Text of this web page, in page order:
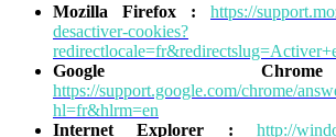
Mozilla Firefox :
https://
desactiver-cookies?
Google
https://support.google.com/chrome/
hl=fr&hlrm=en
Internet Explorer :
http://